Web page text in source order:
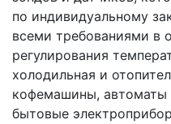
по индивидуальному
всеми требованиями в
регулирования
холодильная и
кофемашины, автоматы
бытовые